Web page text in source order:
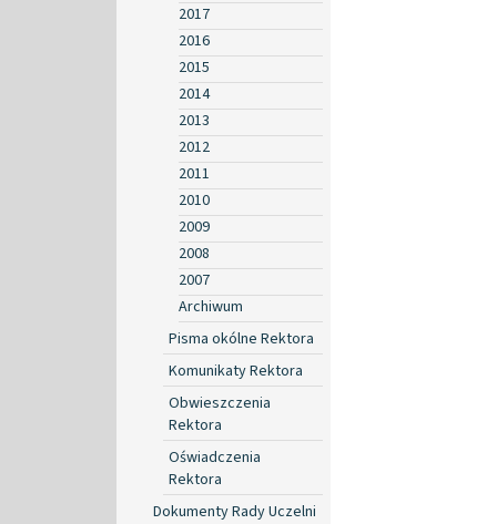
2017
2016
2015
2014
2013
2012
2011
2010
2009
2008
2007
Archiwum
Pisma okólne Rektora
Komunikaty Rektora
Obwieszczenia
Rektora
Oświadczenia
Rektora
Dokumenty Rady Uczelni